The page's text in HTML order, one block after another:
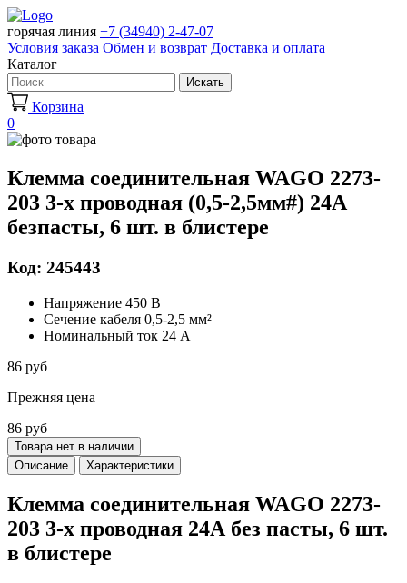
горячая линия +7 (34940) 2-47-07
Условия заказа Обмен и возврат Доставка и оплата
Каталог
Искать
Корзина
0
Клемма соединительная WAGO 2273-
203 3-х проводная (0,5-2,5мм#) 24А
безпасты, 6 шт. в блистере
Код: 245443
Напряжение 450 В
Сечение кабеля 0,5-2,5 мм²
Номинальный ток 24 А
86 руб
Прежняя цена
86 руб
Товара нет в наличии
Описание
Характеристики
Клемма соединительная WAGO 2273-
203 3-х проводная 24А без пасты, 6 шт.
в блистере